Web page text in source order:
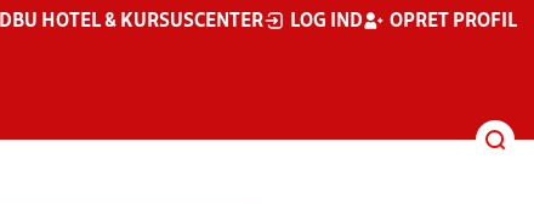
DBU HOTEL & KURSUSCENTER LOG IND OPRET PROFIL